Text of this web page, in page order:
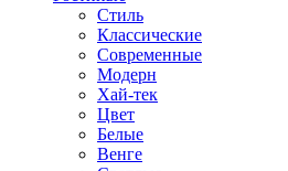
Стиль
Классические
Современные
Модерн
Хай-тек
Цвет
Белые
Венге